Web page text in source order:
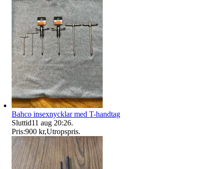
Bahco insexnycklar med T-handtag
Sluttid11 aug 20:26.
Pris:900 kr,Utropspris.